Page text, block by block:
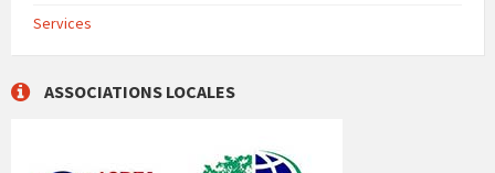
Services
ASSOCIATIONS LOCALES